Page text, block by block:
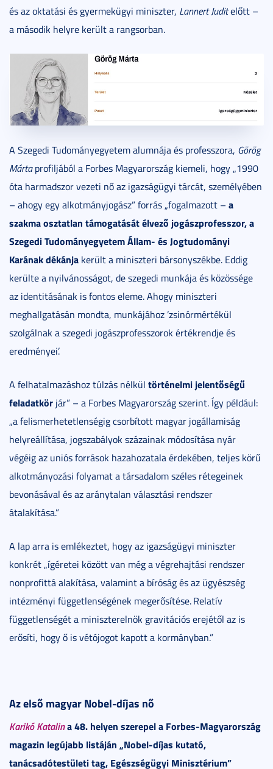
és az oktatási és gyermekügyi miniszter, Lannert Juditelőtt –
a második helyre került a rangsorban.
A Szegedi Tudományegyetem alumnája és professzora, Görög
Mártaprofiljából a Forbes Magyarország kiemeli, hogy „1990
óta harmadszor vezeti nő az igazságügyi tárcát, személyében
– ahogy egy alkotmányjogász” forrás „fogalmazott – a
szakma osztatlan támogatását élvező jogászprofesszor, a
Szegedi Tudományegyetem Állam- és Jogtudományi
Karának dékánja került a miniszteri bársonyszékbe. Eddig
kerülte a nyilvánosságot, de szegedi munkája és közössége
az identitásának is fontos eleme. Ahogy miniszteri
meghallgatásán mondta, munkájához ’zsinórmértékül
szolgálnak a szegedi jogászprofesszorok értékrendje és
eredményei’.
A felhatalmazáshoz túlzás nélkül történelmi jelentőségű
feladatkör jár” – a Forbes Magyarország szerint. Így például:
„a felismerhetetlenségig csorbított magyar jogállamiság
helyreállítása, jogszabályok százainak módosítása nyár
végéig az uniós források hazahozatala érdekében, teljes körű
alkotmányozási folyamat a társadalom széles rétegeinek
bevonásával és az aránytalan választási rendszer
átalakítása.”
A lap arra is emlékeztet, hogy az igazságügyi miniszter
konkrét „ígéretei között van még a végrehajtási rendszer
nonprofittá alakítása, valamint a bíróság és az ügyészség
intézményi függetlenségének megerősítése. Relatív
függetlenségét a miniszterelnök gravitációs erejétől az is
erősíti, hogy ő is vétójogot kapott a kormányban.”
Az első magyar Nobel-díjas nő
Karikó Katalina 48. helyen szerepel a Forbes-Magyarország
magazin legújabb listáján „Nobel-díjas kutató,
tanácsadótestületi tag, Egészségügyi Minisztérium”